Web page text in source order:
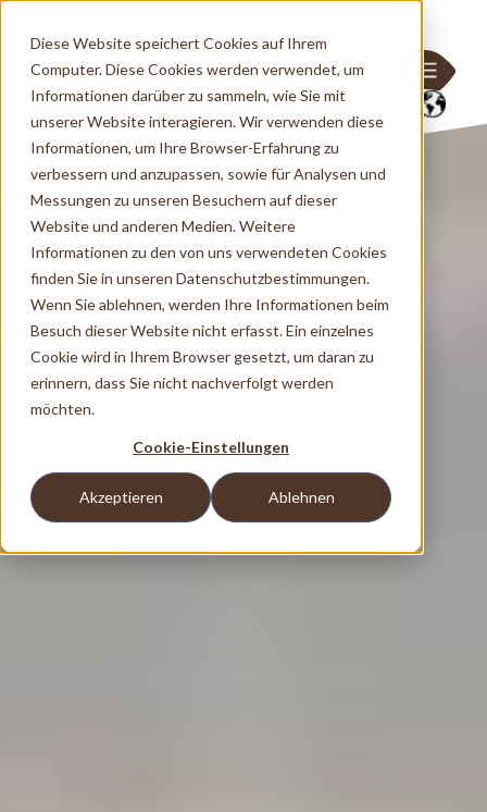
Diese Website speichert Cookies auf Ihrem
Computer. Diese Cookies werden verwendet, um
Informationen darüber zu sammeln, wie Sie mit
unserer Website interagieren. Wir verwenden diese
Informationen, um Ihre Browser-Erfahrung zu
verbessern und anzupassen, sowie für Analysen und
Messungen zu unseren Besuchern auf dieser
Website und anderen Medien. Weitere
Informationen zu den von uns verwendeten Cookies
finden Sie in unseren Datenschutzbestimmungen.
Wenn Sie ablehnen, werden Ihre Informationen beim
Besuch dieser Website nicht erfasst. Ein einzelnes
Cookie wird in Ihrem Browser gesetzt, um daran zu
erinnern, dass Sie nicht nachverfolgt werden
möchten.
Cookie-Einstellungen
Akzeptieren Ablehnen